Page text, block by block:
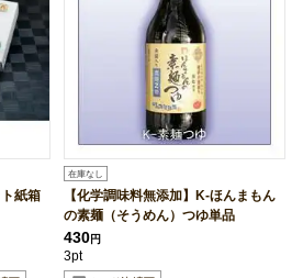
紙箱
在庫なし
【化学調味料無添加】K-ほんまもん
の素麺（そうめん）つゆ単品
430円
3pt